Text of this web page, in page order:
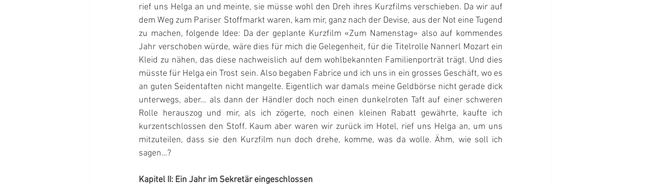
rief uns Helga an und meinte, sie müsse wohl den Dreh ihres Kurzfilms verschieben. Da wir auf
dem Weg zum Pariser Stoffmarkt waren, kam mir, ganz nach der Devise, aus der Not eine Tugend
zu machen, folgende Idee: Da der geplante Kurzfilm «Zum Namenstag» also auf kommendes
Jahr verschoben würde, wäre dies für mich die Gelegenheit, für die Titelrolle Nannerl Mozart ein
Kleid zu nähen, das diese nachweislich auf dem wohlbekannten Familienporträt trägt. Und dies
müsste für Helga ein Trost sein. Also begaben Fabrice und ich uns in ein grosses Geschäft, wo es
an guten Seidentaften nicht mangelte. Eigentlich war damals meine Geldbörse nicht gerade dick
unterwegs, aber… als dann der Händler doch noch einen dunkelroten Taft auf einer schweren
Rolle herauszog und mir, als ich zögerte, noch einen kleinen Rabatt gewährte, kaufte ich
kurzentschlossen den Stoff. Kaum aber waren wir zurück im Hotel, rief uns Helga an, um uns
mitzuteilen, dass sie den Kurzfilm nun doch drehe, komme, was da wolle. Ähm, wie soll ich
sagen…?
Kapitel II: Ein Jahr im Sekretär eingeschlossen